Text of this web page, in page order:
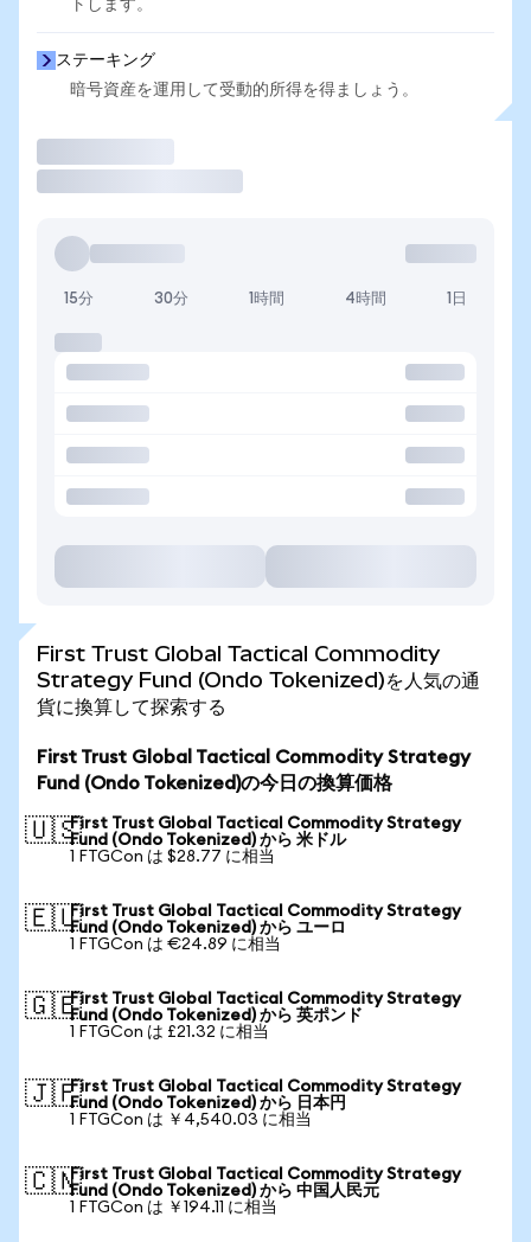
トします。
ステーキング
暗号資産を運用して受動的所得を得ましょう。
15分 30分 1時間 4時間 1日
First Trust Global Tactical Commodity
Strategy Fund (Ondo Tokenized)を人気の通
貨に換算して探索する
First Trust Global Tactical Commodity Strategy
Fund (Ondo Tokenized)の今日の換算価格
🇺🇸First Trust Global Tactical Commodity Strategy
Fund (Ondo Tokenized) から 米ドル
1 FTGCon は $28.77 に相当
🇪🇺First Trust Global Tactical Commodity Strategy
Fund (Ondo Tokenized) から ユーロ
1 FTGCon は €24.89 に相当
🇬🇧First Trust Global Tactical Commodity Strategy
Fund (Ondo Tokenized) から 英ポンド
1 FTGCon は £21.32 に相当
🇯🇵First Trust Global Tactical Commodity Strategy
Fund (Ondo Tokenized) から 日本円
1 FTGCon は ￥4,540.03 に相当
🇨🇳First Trust Global Tactical Commodity Strategy
Fund (Ondo Tokenized) から 中国人民元
1 FTGCon は ￥194.11 に相当